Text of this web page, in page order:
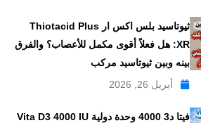
ثيوتاسيد بلس اكس ار Thiotacid Plus
XR: هل فعلاً أقوى مكمل للأعصاب؟ والفرق
بينه وبين ثيوتاسيد مركب
أبريل 26, 2026
فيتا د3 4000 وحدة دولية Vita D3 4000 IU